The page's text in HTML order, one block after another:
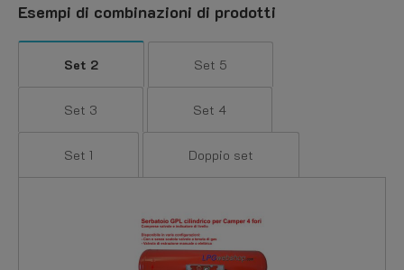
Esempi di combinazioni di prodotti
Set 2 Set 5
Set 3 Set 4
Set 1 Doppio set